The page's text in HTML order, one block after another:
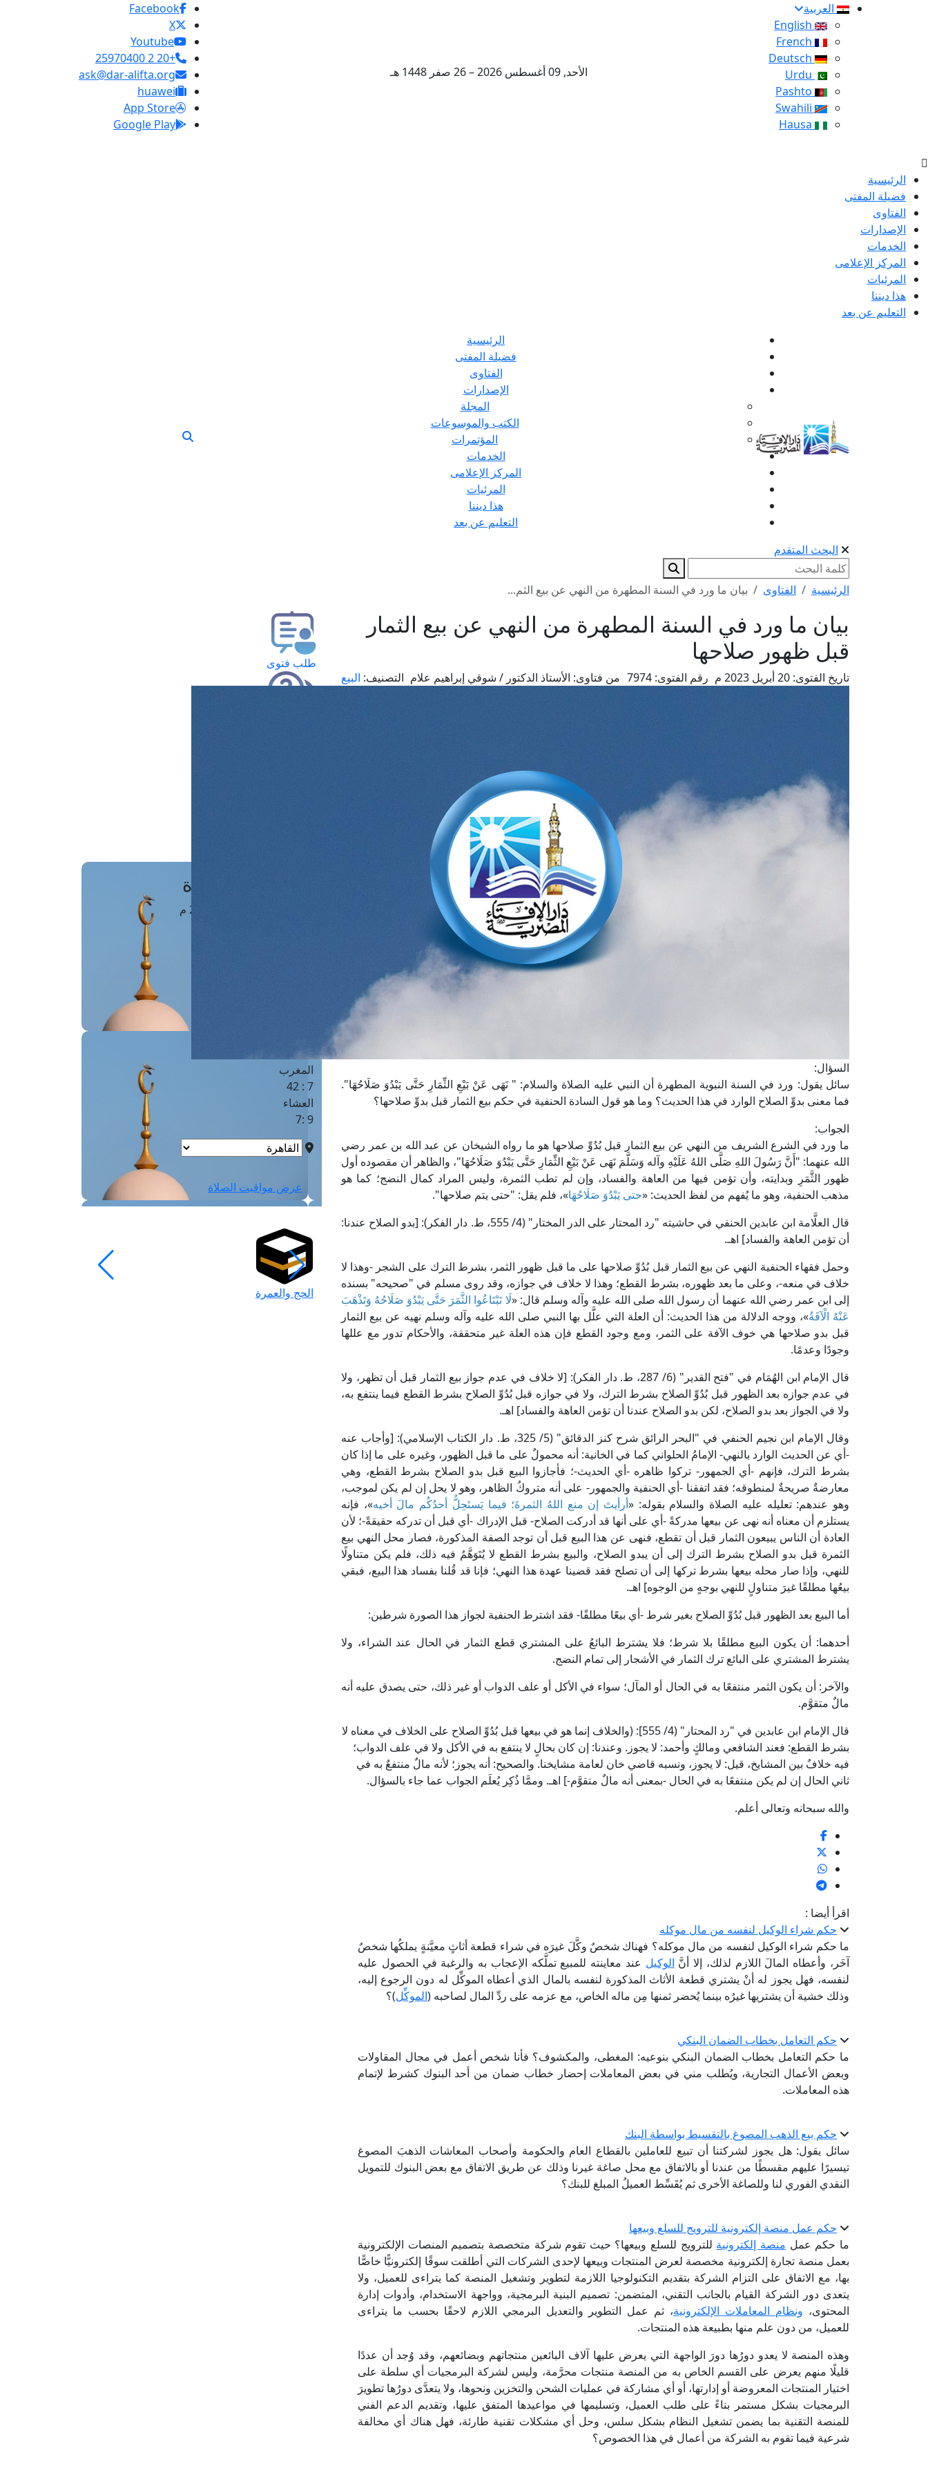
العربية
الأحد, 09 أغسطس 2026 – 26 صفر 1448 هـ
Facebook
X
Youtube
+20 2 25970400
ask@dar-alifta.org
huawei
App Store
Google Play
الرئيسية
فضيلة المفتى
الفتاوى
الإصدارات
الخدمات
المركز الإعلامى
المرئيات
هذا ديننا
التعليم عن بعد
الرئيسية
فضيلة المفتى
الفتاوى
الإصدارات
المجلة
الكتب والموسوعات
المؤتمرات
الخدمات
المركز الإعلامى
المرئيات
هذا ديننا
التعليم عن بعد
البحث المتقدم
الرئيسية الفتاوى بيان ما ورد في السنة المطهرة من النهي عن بيع الثم...
بيان ما ورد في السنة المطهرة من النهي عن بيع الثمار
قبل ظهور صلاحها
تاريخ الفتوى: رقم الفتوى: 7974 من فتاوى: الأستاذ الدكتور / شوقي إبراهيم علام التصنيف: البيع
السؤال:
سائل يقول: ورد في السنة النبوية المطهرة أن النبي عليه الصلاة والسلام: " نَهَى عَنْ بَيْعِ الثِّمَارِ حَتَّى يَبْدُوَ صَلَاحُهَا".
فما معنى بدوِّ الصلاح الوارد في هذا الحديث؟ وما هو قول السادة الحنفية في حكم بيع الثمار قبل بدوِّ صلاحها؟
الجواب:
ما ورد في الشرع الشريف من النهي عن بيع الثمار قبل بُدُوِّ صلاحها هو ما رواه الشيخان عن عبد الله بن عمر رضي
الله عنهما: "أَنَّ رَسُولَ اللهِ صَلَّى اللهُ عَلَيْهِ وآله وَسَلَّمَ نَهَى عَنْ بَيْعِ الثِّمَارِ حَتَّى يَبْدُوَ صَلَاحُهَا"، والظاهر أن مقصوده أول
ظهور الثَّمَرِ وبدايته، وأن تؤمن فيها من العاهة والفساد، وإن لم تطب الثمرة، وليس المراد كمال النضج؛ كما هو
مذهب الحنفية، وهو ما يُفهم من لفظ الحديث: «حتى يَبْدُوَ صَلَاحُهَا»، فلم يقل: "حتى يتم صلاحها".
قال العلَّامة ابن عابدين الحنفي في حاشيته "رد المحتار على الدر المختار" (4/ 555، ط. دار الفكر): [بدو الصلاح عندنا:
أن تؤمن العاهة والفساد] اهـ.
وحمل فقهاء الحنفية النهي عن بيع الثمار قبل بُدُوِّ صلاحها على ما قبل ظهور الثمر، بشرط الترك على الشجر -وهذا لا
خلاف في منعه-، وعلى ما بعد ظهوره، بشرط القطع؛ وهذا لا خلاف في جوازه، وقد روى مسلم في "صحيحه" بسنده
إلى ابن عمر رضي الله عنهما أن رسول الله صلى الله عليه وآله وسلم قال: «لَا تَبْتَاعُوا الثَّمَرَ حَتَّى يَبْدُوَ صَلَاحُهُ وَتَذْهَبَ
عَنْهُ الْآفَةُ»، ووجه الدلالة من هذا الحديث: أن العلة التي علَّل بها النبي صلى الله عليه وآله وسلم نهيه عن بيع الثمار
قبل بدو صلاحها هي خوف الآفة على الثمر، ومع وجود القطع فإن هذه العلة غير متحققة، والأحكام تدور مع عللها
وجودًا وعدمًا.
قال الإمام ابن الهُمَام في "فتح القدير" (6/ 287، ط. دار الفكر): [لا خلاف في عدم جواز بيع الثمار قبل أن تظهر، ولا
في عدم جوازه بعد الظهور قبل بُدُوِّ الصلاح بشرط الترك، ولا في جوازه قبل بُدُوِّ الصلاح بشرط القطع فيما ينتفع به،
ولا في الجواز بعد بدو الصلاح، لكن بدو الصلاح عندنا أن تؤمن العاهة والفساد] اهـ.
وقال الإمام ابن نجيم الحنفي في "البحر الرائق شرح كنز الدقائق" (5/ 325، ط. دار الكتاب الإسلامي): [وأجاب عنه
-أي عن الحديث الوارد بالنهي- الإمامُ الحلواني كما في الخانية: أنه محمولٌ على ما قبل الظهور، وغيره على ما إذا كان
بشرط الترك، فإنهم -أي الجمهور- تركوا ظاهره -أي الحديث-؛ فأجازوا البيع قبل بدو الصلاح بشرط القطع، وهي
معارضةٌ صريحةٌ لمنطوقه؛ فقد اتفقنا -أي الحنفية والجمهور- على أنه متروكُ الظاهر، وهو لا يحل إن لم يكن لموجب،
وهو عندهم: تعليله عليه الصلاة والسلام بقوله: «أرأيتَ إن منع اللهُ الثمرةَ؛ فيما يَستَحِلُّ أحدُكُم مالَ أخيه»، فإنه
يستلزم أن معناه أنه نهى عن بيعها مدركةً -أي على أنها قد أدركت الصلاح- قبل الإدراك -أي قبل أن تدركه حقيقةً-؛ لأن
العادة أن الناس يبيعون الثمار قبل أن تقطع، فنهى عن هذا البيع قبل أن توجد الصفة المذكورة، فصار محل النهي بيع
الثمرة قبل بدو الصلاح بشرط الترك إلى أن يبدو الصلاح، والبيع بشرط القطع لا يُتَوَهَّمُ فيه ذلك، فلم يكن متناولًا
للنهي، وإذا صار محله بيعها بشرط تركها إلى أن تصلح فقد قضينا عهدة هذا النهي؛ فإنا قد قُلنا بفساد هذا البيع، فبقي
بيعُها مطلقًا غيرَ متناولٍ للنهي بوجهٍ من الوجوه] اهـ.
أما البيع بعد الظهور قبل بُدُوِّ الصلاح بغير شرط -أي بيعًا مطلقًا- فقد اشترط الحنفية لجواز هذا الصورة شرطين:
أحدهما: أن يكون البيع مطلقًا بلا شرط؛ فلا يشترط البائعُ على المشتري قطع الثمار في الحال عند الشراء، ولا
يشترط المشتري على البائع ترك الثمار في الأشجار إلى تمام النضج.
والآخر: أن يكون الثمر منتفعًا به في الحال أو المآل؛ سواء في الأكل أو علف الدواب أو غير ذلك، حتى يصدق عليه أنه
مالٌ متقوَّم.
قال الإمام ابن عابدين في "رد المحتار" (4/ 555]: (والخلاف إنما هو في بيعها قبل بُدُوِّ الصلاح على الخلاف في معناه لا
بشرط القطع: فعند الشافعي ومالكٍ وأحمد: لا يجوز. وعندنا: إن كان بحالٍ لا ينتفع به في الأكل ولا في علف الدواب؛
فيه خلافٌ بين المشايخ، قيل: لا يجوز، ونسبه قاضي خان لعامة مشايخنا. والصحيح: أنه يجوز؛ لأنه مالٌ منتفعٌ به في
ثاني الحال إن لم يكن منتفعًا به في الحال -بمعنى أنه مالٌ متقوَّم-] اهـ. وممَّا ذُكِر يُعلَم الجواب عما جاء بالسؤال.
والله سبحانه وتعالى أعلم.
اقرأ أيضا :
حكم شراء الوكيل لنفسه من مال موكله
ما حكم شراء الوكيل لنفسه من مال موكله؟ فهناك شخصٌ وكَّلَ غيرَه في شراء قطعة أثاثٍ معيَّنةٍ يملكُها شخصٌ
آخَر، وأعطاه المالَ اللازم لذلك، إلا أنَّ الوكيل عند معاينته للمبيع تملَّكه الإعجاب به والرغبة في الحصول عليه
لنفسه، فهل يجوز له أنْ يشتري قطعة الأثاث المذكورة لنفسه بالمال الذي أعطاه الموكِّل له دون الرجوع إليه،
وذلك خشية أن يشتريها غيرُه بينما يُحضر ثمنها مِن ماله الخاص، مع عزمه على ردِّ المال لصاحبه (الموكِّل)؟
حكم التعامل بخطاب الضمان البنكي
ما حكم التعامل بخطاب الضمان البنكي بنوعيه: المغطى، والمكشوف؟ فأنا شخص أعمل في مجال المقاولات
وبعض الأعمال التجارية، ويُطلب مني في بعض المعاملات إحضار خطاب ضمان من أحد البنوك كشرط لإتمام
هذه المعاملات.
حكم بيع الذهب المصوغ بالتقسيط بواسطة البنك
سائل يقول: هل يجوز لشركتنا أن تبيع للعاملين بالقطاع العام والحكومة وأصحاب المعاشات الذهبَ المصوغ
تيسيرًا عليهم مقسطًا من عندنا أو بالاتفاق مع محل صاغة غيرنا وذلك عن طريق الاتفاق مع بعض البنوك للتمويل
النقدي الفوري لنا وللصاغة الأخرى ثم يُقَسِّط العميلُ المبلغ للبنك؟
حكم عمل منصة إلكترونية للترويج للسلع وبيعها
ما حكم عمل منصة إلكترونية للترويج للسلع وبيعها؟ حيث تقوم شركة متخصصة بتصميم المنصات الإلكترونية
بعمل منصة تجارة إلكترونية مخصصة لعرض المنتجات وبيعها لإحدى الشركات التي أطلقت سوقًا إلكترونيًّا خاصًّا
بها، مع الاتفاق على التزام الشركة بتقديم التكنولوجيا اللازمة لتطوير وتشغيل المنصة كما يتراءى للعميل، ولا
يتعدى دور الشركة القيام بالجانب التقني، المتضمن: تصميم البنية البرمجية، وواجهة الاستخدام، وأدوات إدارة
المحتوى، ونظام المعاملات الإلكترونية، ثم عمل التطوير والتعديل البرمجي اللازم لاحقًا بحسب ما يتراءى
للعميل، من دون علم منها بطبيعة هذه المنتجات.
وهذه المنصة لا يعدو دورُها دورَ الواجهة التي يعرض عليها آلاف البائعين منتجاتهم وبضائعهم، وقد وُجد أن عددًا
قليلًا منهم يعرض على القسم الخاص به من المنصة منتجات محرَّمة، وليس لشركة البرمجيات أي سلطة على
اختيار المنتجات المعروضة أو إدارتها، أو أي مشاركة في عمليات الشحن والتخزين ونحوها، ولا يتعدَّى دورُها تطويرَ
البرمجيات بشكل مستمر بناءً على طلب العميل، وتسليمها في مواعيدها المتفق عليها، وتقديم الدعم الفني
للمنصة التقنية بما يضمن تشغيل النظام بشكل سلس، وحل أي مشكلات تقنية طارئة، فهل هناك أي مخالفة
شرعية فيما تقوم به الشركة من أعمال في هذا الخصوص؟
طلب فتوى
مَواقِيتُ الصَّـــلاة
4:37
المغرب
7 : 42
العشاء
9 :7
عرض مواقيت الصلاة
الحج والعمرة